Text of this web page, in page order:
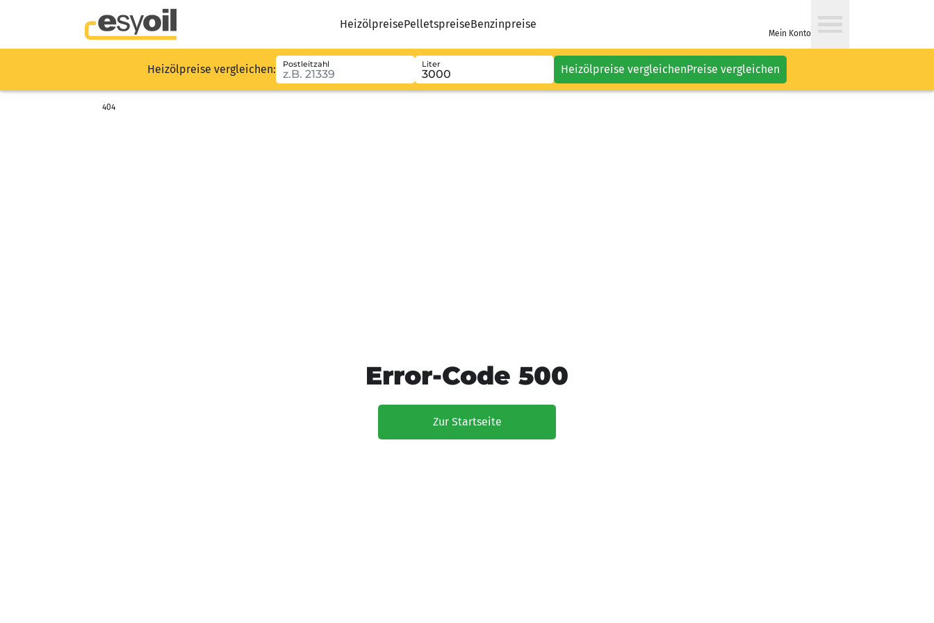
HeizölpreisePelletspreiseBenzinpreise
Mein Konto
Heizölpreise vergleichen: Postleitzahl Liter Heizölpreise vergleichenPreise vergleichen
404
Error-Code 500
Zur Startseite